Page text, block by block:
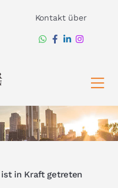
Kontakt über
in Kraft getreten